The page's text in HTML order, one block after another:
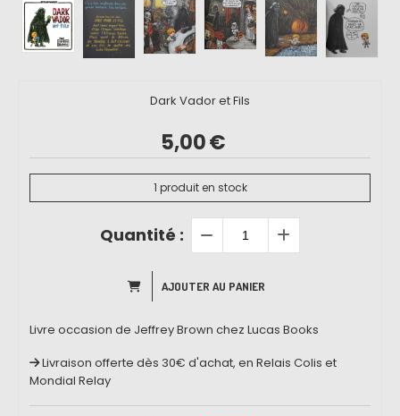
Dark Vador et Fils
5,00€
1 produit en stock
Quantité :
AJOUTER AU PANIER
Livre occasion de Jeffrey Brown chez Lucas Books
Livraison offerte dès 30€ d'achat, en Relais Colis et
Mondial Relay